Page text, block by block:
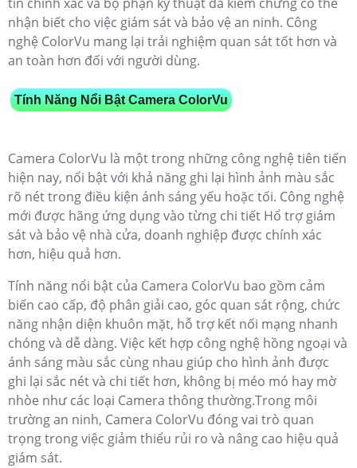
nhận biết cho việc giám sát và bảo vệ an ninh. Công
nghệ ColorVu mang lại trải nghiệm quan sát tốt hơn và
an toàn hơn đối với người dùng.
Tính Năng Nổi Bật Camera ColorVu
Camera ColorVu là một trong những công nghệ tiên tiến
hiện nay, nổi bật với khả năng ghi lại hình ảnh màu sắc
rõ nét trong điều kiện ánh sáng yếu hoặc tối. Công nghệ
mới được hãng ứng dụng vào từng chi tiết Hổ trợ giám
sát và bảo vệ nhà cửa, doanh nghiệp được chính xác
hơn, hiệu quả hơn.
Tính năng nổi bật của Camera ColorVu bao gồm cảm
biến cao cấp, độ phân giải cao, góc quan sát rộng, chức
năng nhận diện khuôn mặt, hỗ trợ kết nối mạng nhanh
chóng và dễ dàng. Việc kết hợp công nghệ hồng ngoại và
ánh sáng màu sắc cùng nhau giúp cho hình ảnh được
ghi lại sắc nét và chi tiết hơn, không bị méo mó hay mờ
nhòe như các loại Camera thông thường.Trong môi
trường an ninh, Camera ColorVu đóng vai trò quan
trọng trong việc giảm thiểu rủi ro và nâng cao hiệu quả
giám sát.